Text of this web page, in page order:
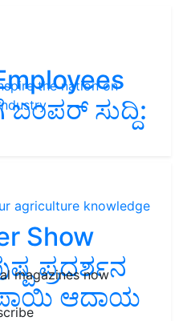
the nation on
agriculture knowledge
magazines now
ಸುದ್ದಿ:
Show
ಪ್ರದರ್ಶನ
ಆದಾಯ